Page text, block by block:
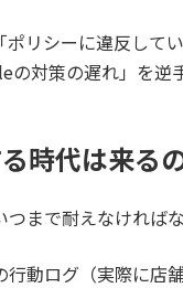
リシーに違反して
対策の遅れ」を逆
時代は来る
まで耐えなければ
動ログ（実際に店